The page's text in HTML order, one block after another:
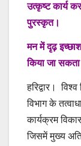
उत्कृष्ट कार्य
पुरस्कृत।
मन में दृढ़
किया जा
हरिद्वार।
विभाग के
कार्यक्रम
जिसमें मुख्य